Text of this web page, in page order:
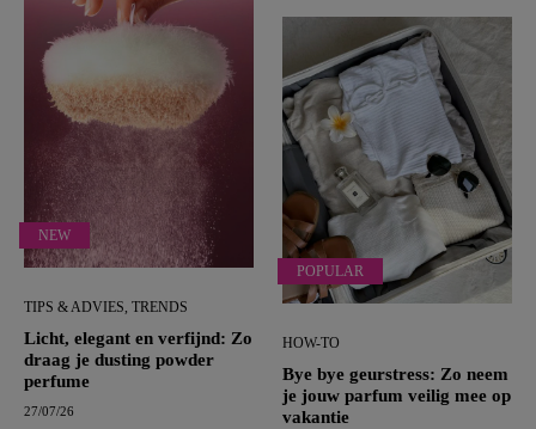
NEW
TIPS & ADVIES, TRENDS
Licht, elegant en verfijnd: Zo
draag je dusting powder
perfume
27/07/26
POPULAR
HOW-TO
Bye bye geurstress: Zo neem
je jouw parfum veilig mee op
vakantie